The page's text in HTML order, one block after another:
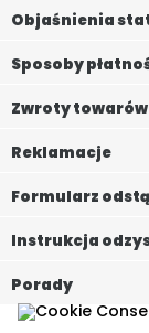
Objaśnienia
Sposoby
Zwroty towarów
Reklamacje
Formularz
Instrukcja
Porady